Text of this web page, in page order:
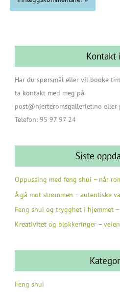
Kontakt
Har du spørsmål eller vil booke
ta kontakt med meg på
post@hjerteromsgalleriet.no eller
Telefon: 95 97 97 24
Siste
Oppussing med feng shui – når
Å gå mot strømmen – autentiske
Feng shui og trygghet i hjemmet
Kreativitet og blokkeringer –
Feng shui